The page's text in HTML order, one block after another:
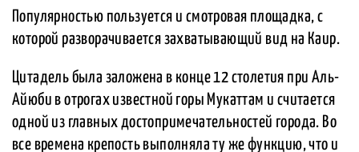
Популярностью пользуется и смотровая площадка, с
которой разворачивается захватывающий вид на Каир.
Цитадель была заложена в конце 12 столетия при Аль-
Айюби в отрогах известной горы Мукаттам и считается
одной из главных достопримечательностей города. Во
все времена крепость выполняла ту же функцию, что и